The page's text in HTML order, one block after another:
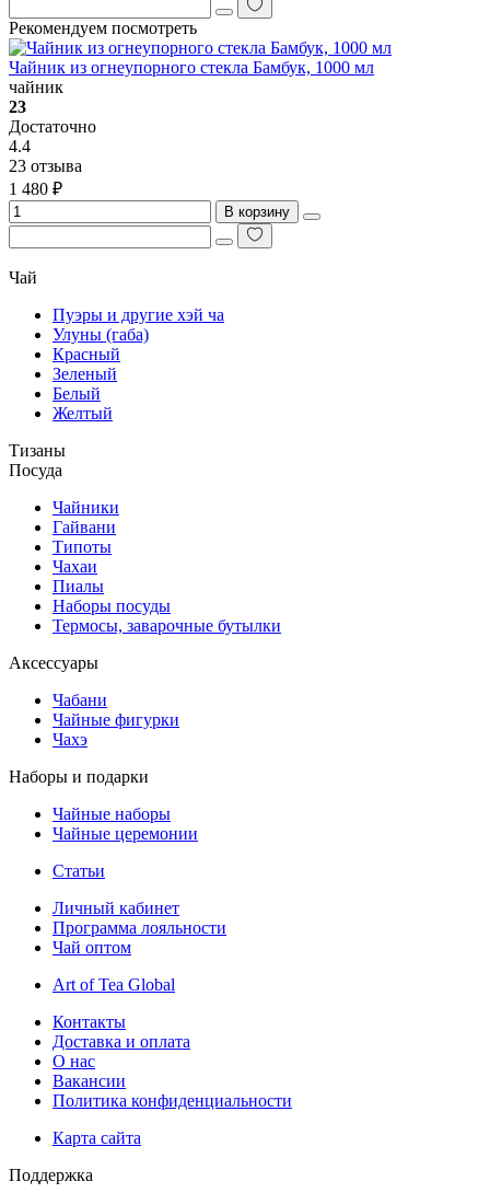
Рекомендуем посмотреть
Чайник из огнеупорного стекла Бамбук, 1000 мл
чайник
23
Достаточно
4.4
23 отзыва
1 480 ₽
В корзину
Чай
Пуэры и другие хэй ча
Улуны (габа)
Красный
Зеленый
Белый
Желтый
Тизаны
Посуда
Чайники
Гайвани
Типоты
Чахаи
Пиалы
Наборы посуды
Термосы, заварочные бутылки
Аксессуары
Чабани
Чайные фигурки
Чахэ
Наборы и подарки
Чайные наборы
Чайные церемонии
Статьи
Личный кабинет
Программа лояльности
Чай оптом
Art of Tea Global
Контакты
Доставка и оплата
О нас
Вакансии
Политика конфиденциальности
Карта сайта
Поддержка